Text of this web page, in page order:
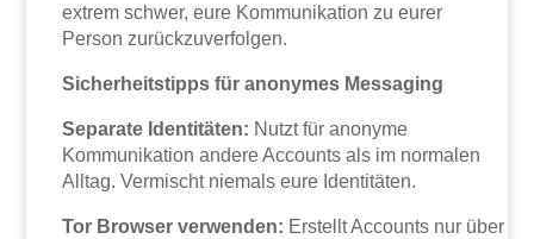
extrem schwer, eure Kommunikation zu eurer
Person zurückzuverfolgen.
Sicherheitstipps für anonymes Messaging
Separate Identitäten: Nutzt für anonyme
Kommunikation andere Accounts als im normalen
Alltag. Vermischt niemals eure Identitäten.
Tor Browser verwenden: Erstellt Accounts nur über